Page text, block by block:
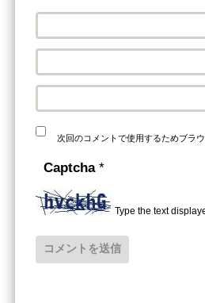
次回のコメントで使用するためブラ
Captcha *
Type the text